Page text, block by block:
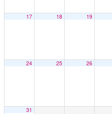
17 18 19
24 25 26
31